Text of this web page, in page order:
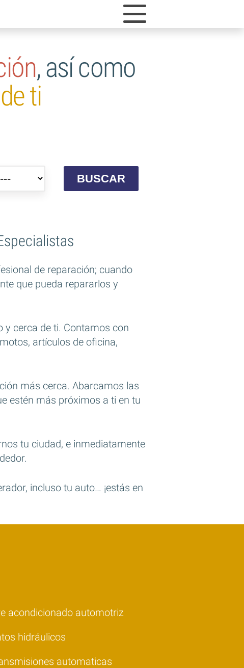
, así como
ti
BUSCAR
de reparación; cuando
que pueda repararlos y
y cerca de ti. Contamos con
artículos de oficina,
más cerca. Abarcamos las
estén más próximos a ti en tu
tu ciudad, e inmediatamente
incluso tu auto… ¡estás en
acondicionado automotriz
hidráulicos
automaticas